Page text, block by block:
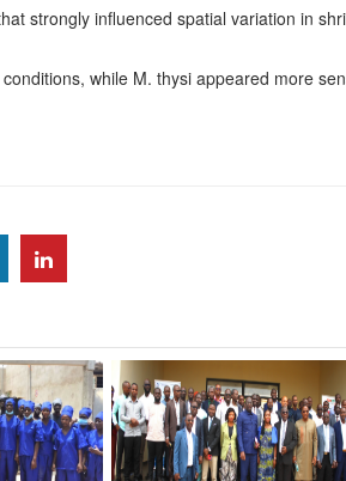
strongly influenced spatial variation in
while M. thysi appeared more